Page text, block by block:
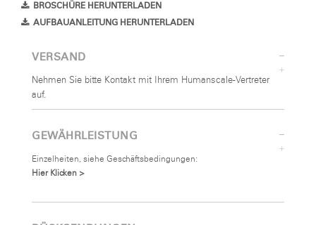
BROSCHÜRE HERUNTERLADEN
AUFBAUANLEITUNG HERUNTERLADEN
VERSAND
Nehmen Sie bitte Kontakt mit Ihrem Humanscale-Vertreter
auf.
GEWÄHRLEISTUNG
Einzelheiten, siehe Geschäftsbedingungen:
Hier Klicken >